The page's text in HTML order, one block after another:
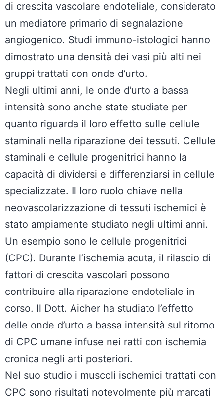
di crescita vascolare endoteliale, considerato
un mediatore primario di segnalazione
angiogenico. Studi immuno-istologici hanno
dimostrato una densità dei vasi più alti nei
gruppi trattati con onde d’urto.
Negli ultimi anni, le onde d’urto a bassa
intensità sono anche state studiate per
quanto riguarda il loro effetto sulle cellule
staminali nella riparazione dei tessuti. Cellule
staminali e cellule progenitrici hanno la
capacità di dividersi e differenziarsi in cellule
specializzate. Il loro ruolo chiave nella
neovascolarizzazione di tessuti ischemici è
stato ampiamente studiato negli ultimi anni.
Un esempio sono le cellule progenitrici
(CPC). Durante l’ischemia acuta, il rilascio di
fattori di crescita vascolari possono
contribuire alla riparazione endoteliale in
corso. Il Dott. Aicher ha studiato l’effetto
delle onde d’urto a bassa intensità sul ritorno
di CPC umane infuse nei ratti con ischemia
cronica negli arti posteriori.
Nel suo studio i muscoli ischemici trattati con
CPC sono risultati notevolmente più marcati